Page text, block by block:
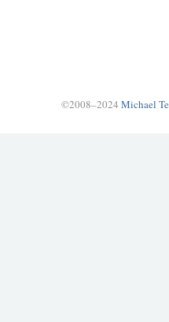
©2008–2024 Michael